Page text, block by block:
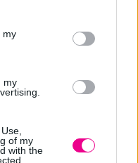
my
my
of my
with the